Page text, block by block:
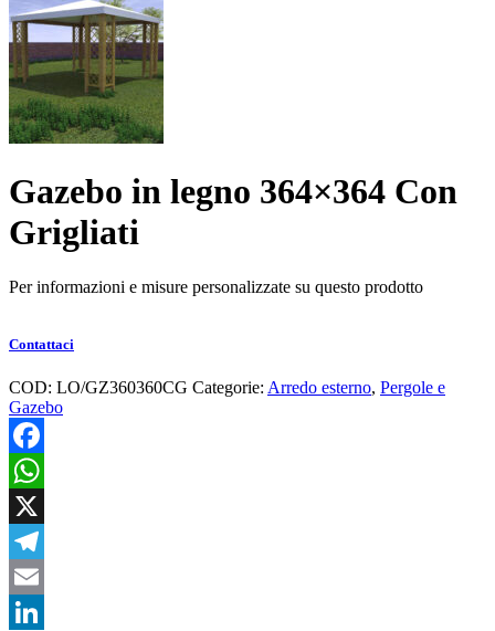
Gazebo in legno 364×364 Con
Grigliati
Per informazioni e misure personalizzate su questo prodotto
Contattaci
COD: LO/GZ360360CG Categorie: Arredo esterno, Pergole e
Gazebo
Facebook
WhatsApp
X
Telegram
Email